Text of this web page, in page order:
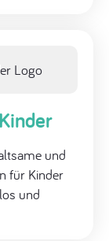
und
für Kinder
und